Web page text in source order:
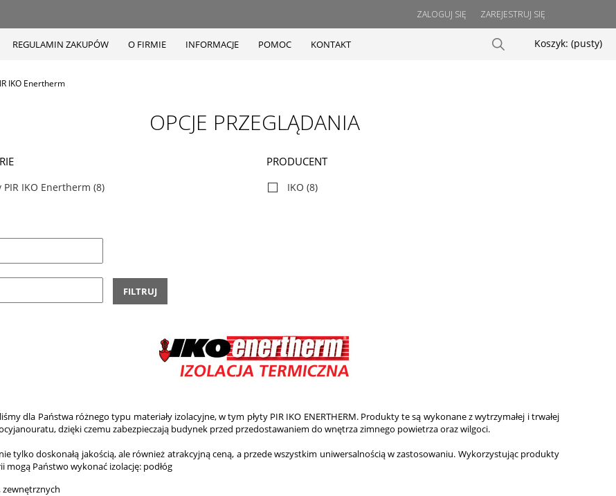
ZAREJESTRUJ SIĘ
ZALOGUJ SIĘ
Koszyk: (pusty)
REGULAMIN ZAKUPÓW O FIRMIE INFORMACJE POMOC KONTAKT
IKO Enertherm
OPCJE PRZEGLĄDANIA
PIR IKO Enertherm (8)
PRODUCENT
IKO (8)
FILTRUJ
dla Państwa różnego typu materiały izolacyjne, w tym płyty PIR IKO ENERTHERM. Produkty te są wykonane z wytrzymałej i trwałej
dzięki czemu zabezpieczają budynek przed przedostawaniem do wnętrza zimnego powietrza oraz wilgoci.
tylko doskonałą jakością, ale również atrakcyjną ceną, a przede wszystkim uniwersalnością w zastosowaniu. Wykorzystując produkty
mogą Państwo wykonać izolację: podłóg
zewnętrznych